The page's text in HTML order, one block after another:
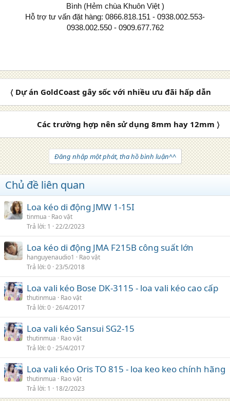
Bình (Hẻm chùa Khuôn Việt )
Hỗ trợ tư vấn đặt hàng: 0866.818.151 - 0938.002.553-
0938.002.550 - 0909.677.762
〈 Dự án GoldCoast gây sốc với nhiều ưu đãi hấp dẫn
Các trường hợp nên sử dụng 8mm hay 12mm 〉
Đăng nhập một phát, tha hồ bình luận^^
Chủ đề liên quan
Loa kéo di động JMW 1-15I
tinmua
Rao vặt
Trả lời 1 22/2/2023
Loa kéo di động JMA F215B công suất lớn
hanguyenaudio1
Rao vặt
Trả lời 0 23/5/2018
Loa vali kéo Bose DK-3115 - loa vali kéo cao cấp
thutinmua
Rao vặt
Trả lời 0 26/4/2017
Loa vali kéo Sansui SG2-15
thutinmua
Rao vặt
Trả lời 0 25/4/2017
Loa vali kéo Oris TO 815 - loa keo keo chính hãng
thutinmua
Rao vặt
Trả lời 1 18/2/2023